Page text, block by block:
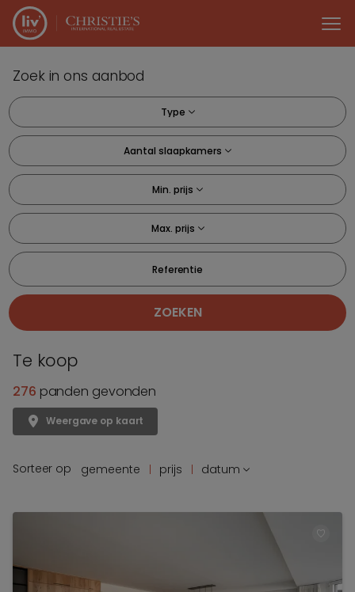
Menu overslaan en naar de inhoud gaan
Zoek in ons aanbod
Type
Aantal slaapkamers
Min. prijs
Max. prijs
Referentie
ZOEKEN
Te koop
276 panden gevonden
Weergave op kaart
Sorteer op gemeente prijs datum